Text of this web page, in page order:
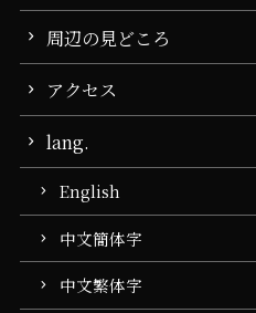
周辺の見どころ
アクセス
lang.
English
中文簡体字
中文繁体字